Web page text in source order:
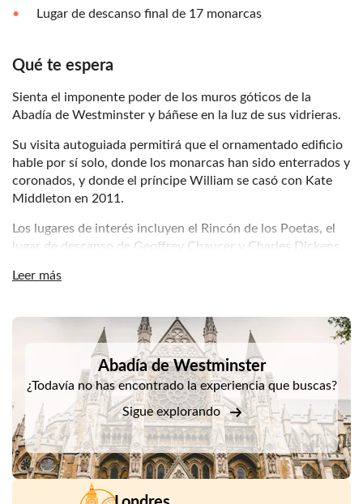
Lugar de descanso final de 17 monarcas
Qué te espera
Sienta el imponente poder de los muros góticos de la
Abadía de Westminster y báñese en la luz de sus vidrieras.
Su visita autoguiada permitirá que el ornamentado edificio
hable por sí solo, donde los monarcas han sido enterrados y
coronados, y donde el príncipe William se casó con Kate
Middleton en 2011.
Los lugares de interés incluyen el Rincón de los Poetas, el
lugar de descanso de Geoffrey Chaucer y Charles Dickens,
desde 1308 ha sido coronado y piedras conmemorativas y
Leer más
DSA1Abadía de Westminster
Abadía de Westminster
¿Todavía no has encontrado la experiencia que buscas?
Sigue explorando